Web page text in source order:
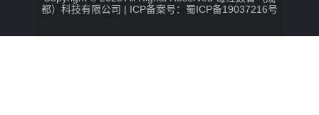
都）科技有限公司 | ICP备案号：蜀ICP备19037216号